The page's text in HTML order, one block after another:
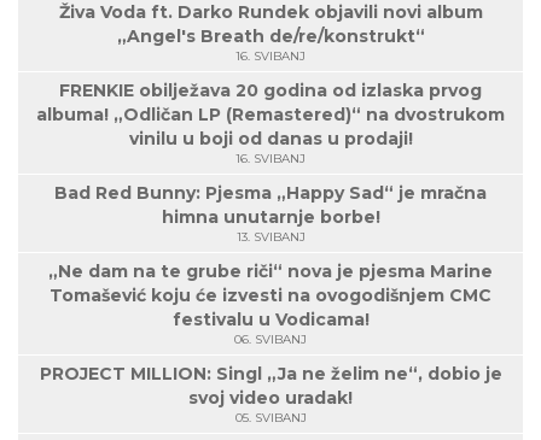
Živa Voda ft. Darko Rundek objavili novi album
„Angel's Breath de/re/konstrukt“
16. SVIBANJ
FRENKIE obilježava 20 godina od izlaska prvog
albuma! „Odličan LP (Remastered)“ na dvostrukom
vinilu u boji od danas u prodaji!
16. SVIBANJ
Bad Red Bunny: Pjesma „Happy Sad“ je mračna
himna unutarnje borbe!
13. SVIBANJ
„Ne dam na te grube riči“ nova je pjesma Marine
Tomašević koju će izvesti na ovogodišnjem CMC
festivalu u Vodicama!
06. SVIBANJ
PROJECT MILLION: Singl „Ja ne želim ne“, dobio je
svoj video uradak!
05. SVIBANJ